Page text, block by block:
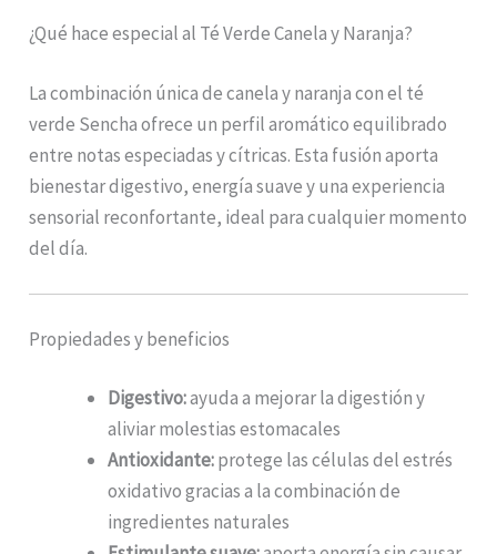
¿Qué hace especial al Té Verde Canela y Naranja?
La combinación única de canela y naranja con el té
verde Sencha ofrece un perfil aromático equilibrado
entre notas especiadas y cítricas. Esta fusión aporta
bienestar digestivo, energía suave y una experiencia
sensorial reconfortante, ideal para cualquier momento
del día.
Propiedades y beneficios
Digestivo:ayuda a mejorar la digestión y
aliviar molestias estomacales
Antioxidante:protege las células del estrés
oxidativo gracias a la combinación de
ingredientes naturales